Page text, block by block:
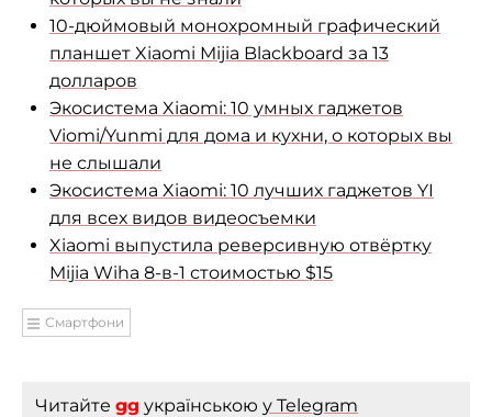
10-дюймовый монохромный графический
планшет Xiaomi Mijia Blackboard за 13
долларов
Экосистема Xiaomi: 10 умных гаджетов
Viomi/Yunmi для дома и кухни, о которых вы
не слышали
Экосистема Xiaomi: 10 лучших гаджетов YI
для всех видов видеосъемки
Xiaomi выпустила реверсивную отвёртку
Mijia Wiha 8-в-1 стоимостью $15
Смартфони
Читайте gg українською у Telegram